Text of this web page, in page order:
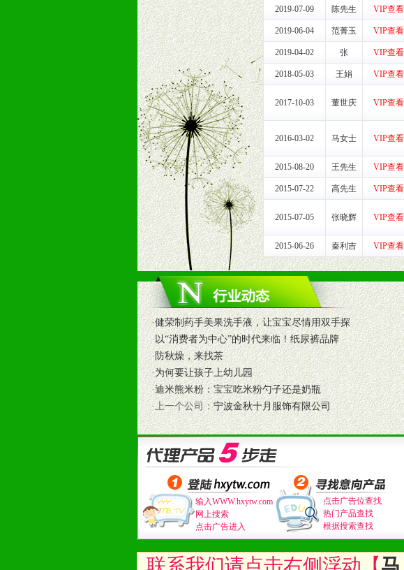
提供全国统一的产品手册、妈妈手册、VI手册、专柜、
3、大型促销活动支持
根据市场开发需要，为代理商、经销商提供活动策划，物
专业的孕婴童媒体、杂志、直销目录等全国性投放，扩大
专业的孕婴童媒体、杂志、直销目录等全国性投放，扩大
4、专业完善的售后服务支持
5、确保经销商相应区域内的独家垄断性经营权益。
6、实施经营管理支持，根据经销商销售情况派人员驻地指
7、严格控制价格的波动，并给予相应的政策，充分保证
8、提供合理的退换货保障制度，保证经销商合作零风险。
9、及时有力的推出各种终端促销活动来帮助经销商启动
拉宝、海报、试用装等）
10、提供信息支持，使经销商商融入公司经营中，充分了
11、提供方便、快捷、灵活、安全、高效和准确的后勤配送
12、不断寻求国际前缘产品，完善母婴、儿童产品品类，
和终端客户提供更好的支持和服务。
十二、加盟方法
1、通过电话、邮件、网上留言等方式与我公司相关负责人
2、与我公司相关人员取得联系之后需详细阅读公司有关
3、加盟者也可到我公司实地考察，合作洽谈。
2019-07-09 陈先生 VIP查看
2019-06-04 范菁玉 VIP查看
2019-04-02 张 VIP查看
2018-05-03 王娟 VIP查看
2017-10-03 董世庆 VIP查看
2016-03-02 马女士 VIP查看
2015-08-20 王先生 VIP查看
2015-07-22 高先生 VIP查看
2015-07-05 张晓辉 VIP查看
2015-06-26 秦利吉 VIP查看
·健荣制药手美果洗手液，让宝宝尽情用双手探
·以“消费者为中心”的时代来临！纸尿裤品牌
·防秋燥，来找茶
·为何要让孩子上幼儿园
·迪米熊米粉：宝宝吃米粉勺子还是奶瓶
·上一个公司：宁波金秋十月服饰有限公司
输入WWW.hxytw.com
网上搜索
点击广告进入
点击广告位查找
热门产品查找
根据搜索查找
联系我们请点击右侧浮动【